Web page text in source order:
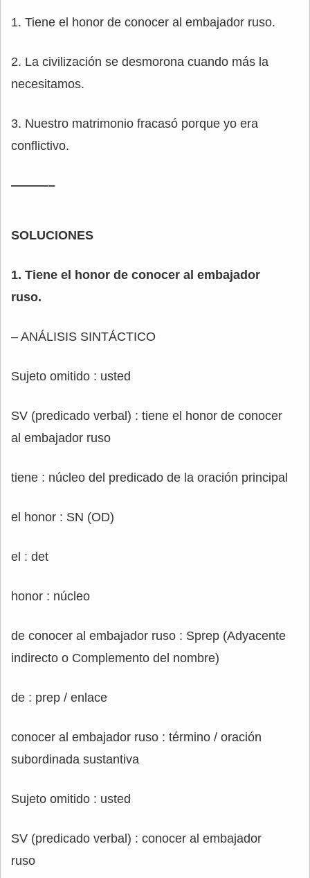
1. Tiene el honor de conocer al embajador ruso.
2. La civilización se desmorona cuando más la
necesitamos.
3. Nuestro matrimonio fracasó porque yo era
conflictivo.
———–
SOLUCIONES
1. Tiene el honor de conocer al embajador
ruso.
– ANÁLISIS SINTÁCTICO
Sujeto omitido : usted
SV (predicado verbal) : tiene el honor de conocer
al embajador ruso
tiene : núcleo del predicado de la oración principal
el honor : SN (OD)
el : det
honor : núcleo
de conocer al embajador ruso : Sprep (Adyacente
indirecto o Complemento del nombre)
de : prep / enlace
conocer al embajador ruso : término / oración
subordinada sustantiva
Sujeto omitido : usted
SV (predicado verbal) : conocer al embajador
ruso